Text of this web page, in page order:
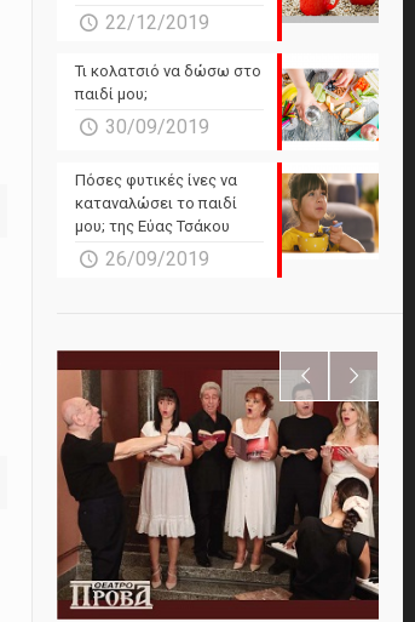
22/12/2019
Τι κολατσιό να δώσω στο
παιδί μου;
30/09/2019
Πόσες φυτικές ίνες να
καταναλώσει το παιδί
μου; της Εύας Τσάκου
26/09/2019